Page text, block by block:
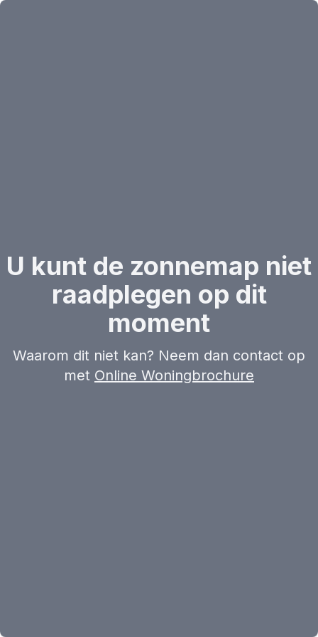
U kunt de zonnemap niet
raadplegen op dit
moment
Waarom dit niet kan? Neem dan contact op
met Online Woningbrochure